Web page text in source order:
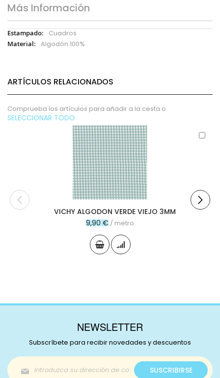
Más Información
Más
Información
Cuadros
Algodón 100%
ARTÍCULOS RELACIONADOS
Comprueba los artículos para añadir a la cesta o
SELECCIONAR TODO
VICHY ALGODON VERDE VIEJO 3MM
9,90 € / metro
NEWSLETTER
Subscríbete para recibir novedades y descuentos
Inscríbase
a
SUSCRIBIRSE